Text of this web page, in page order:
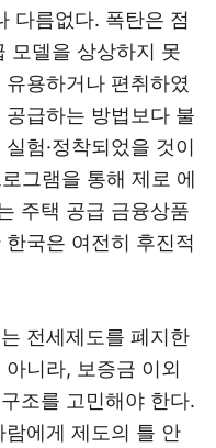
다름없다. 폭탄은 점
모델을 상상하지 못
용하거나 편취하였
급하는 방법보다 불
험·정착되었을 것이
로그램을 통해 제로 에
주택 공급 금융상품
국은 여전히 후진적
전세제도를 폐지한
니라, 보증금 이외
조를 고민해야 한다.
에게 제도의 틀 안